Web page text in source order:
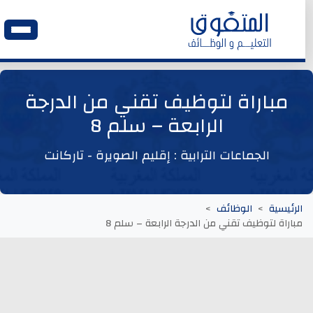
وظائف عمومية
مباراة لتوظيف تقني من الدرجة
الرابعة – سلم 8
الجماعات الترابية : إقليم الصويرة - تاركانت
الرئيسية الوظائف
مباراة لتوظيف تقني من الدرجة الرابعة – سلم 8